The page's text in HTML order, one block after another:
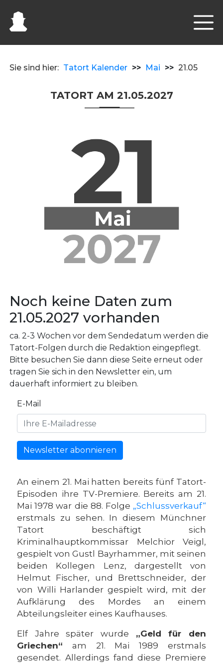
Sie sind hier: Tatort Kalender >> Mai >> 21.05
TATORT AM 21.05.2027
Noch keine Daten zum
21.05.2027 vorhanden
ca. 2-3 Wochen vor dem Sendedatum werden die
Tatort-Folgen durch die Redaktion eingepflegt.
Bitte besuchen Sie dann diese Seite erneut oder
tragen Sie sich in den Newsletter ein, um
dauerhaft informiert zu bleiben.
E-Mail
Newsletter abonnieren
An einem 21. Mai hatten bereits fünf Tatort-
Episoden ihre TV-Premiere. Bereits am 21.
Mai 1978 war die 88. Folge „Schlussverkauf“
erstmals zu sehen. In diesem Münchner
Tatort beschäftigt sich
Kriminalhauptkommissar Melchior Veigl,
gespielt von Gustl Bayrhammer, mit seinen
beiden Kollegen Lenz, dargestellt von
Helmut Fischer, und Brettschneider, der
von Willi Harlander gespielt wird, mit der
Aufklärung des Mordes an einem
Abteilungsleiter eines Kaufhauses.
Elf Jahre später wurde „Geld für den
Griechen“ am 21. Mai 1989 erstmals
gesendet. Allerdings fand diese Premiere